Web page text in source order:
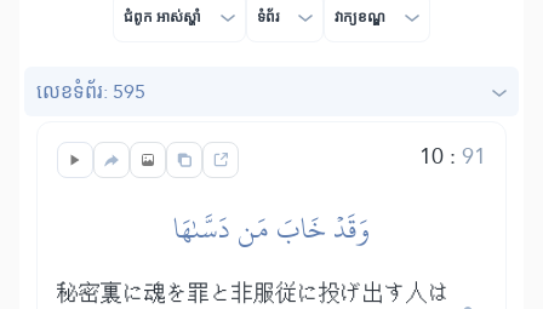
ជំពូក​ អាស់ស្ហាំ ទំព័រ វាក្យខណ្ឌ
លេខ​ទំព័រ: 595
10:91
وَقَدۡ خَابَ مَن دَسَّىٰهَا
秘密裏に魂を罪と非服従に投げ出す人は